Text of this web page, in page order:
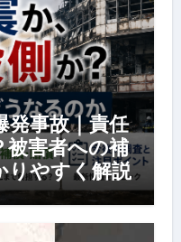
発事故｜責任
被害者への補
りやすく解説